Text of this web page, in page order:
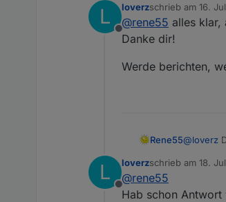
Für die
App.
L
Offline
loverzschrieb am 16.
zuletzt editiert
@rene55 alles klar,
Danke dir!
Werde berichten,
Rene55@loverz
Für die
L
Offline
loverzschrieb am 18.
zuletzt editiert
@rene55
Hab schon Antwort